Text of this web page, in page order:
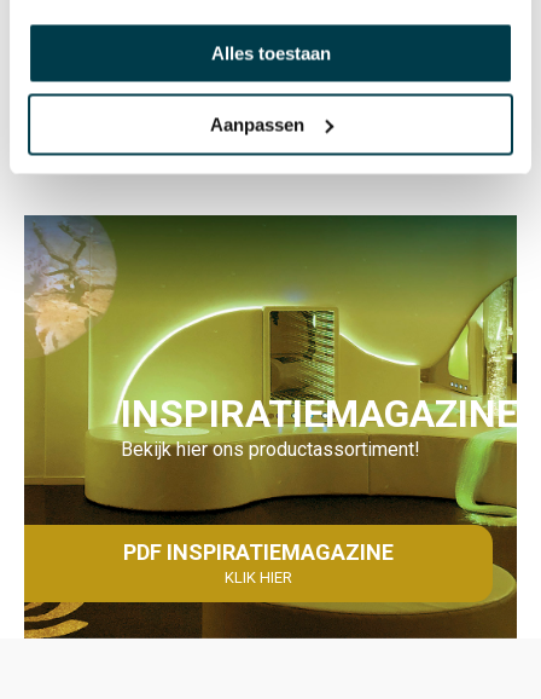
Alles toestaan
Aanpassen
€ 36,75 incl. BTW
€ 30,37 excl. BTW
INSPIRATIEMAGAZINE
Bekijk hier ons productassortiment!
PDF INSPIRATIEMAGAZINE
KLIK HIER